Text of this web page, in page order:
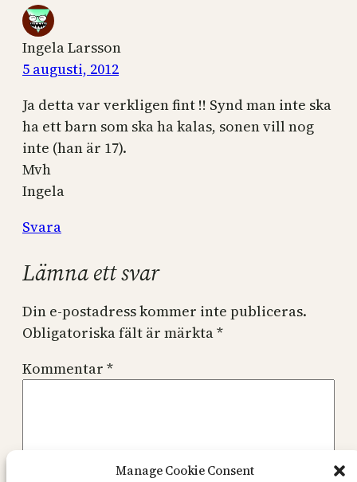
Manage Cookie Consent
Ingela Larsson
5 augusti, 2012
Ja detta var verkligen fint !! Synd man inte ska
ha ett barn som ska ha kalas, sonen vill nog
inte (han är 17).
Mvh
Ingela
Svara
Lämna ett svar
Din e-postadress kommer inte publiceras.
Obligatoriska fält är märkta*
Kommentar *